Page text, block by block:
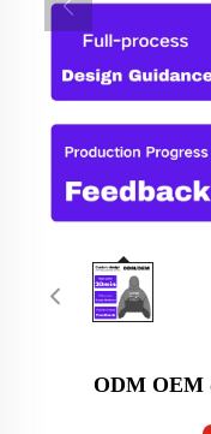
ODM OEM